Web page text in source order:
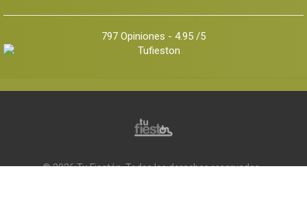
797 Opiniones - 4.95 /5
© 2026 Tu Fiestón, Todos los derechos reservados -